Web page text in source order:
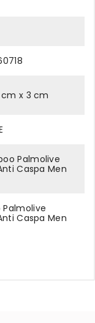
cm x 3 cm
Palmolive
Caspa Men
Caspa Men